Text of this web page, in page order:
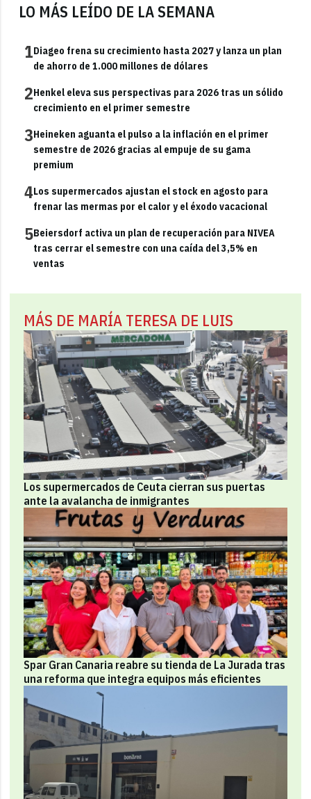
LO MÁS LEÍDO DE LA SEMANA
1Diageo frena su crecimiento hasta 2027 y lanza un plan
de ahorro de 1.000 millones de dólares
2Henkel eleva sus perspectivas para 2026 tras un sólido
crecimiento en el primer semestre
3Heineken aguanta el pulso a la inflación en el primer
semestre de 2026 gracias al empuje de su gama
premium
4Los supermercados ajustan el stock en agosto para
frenar las mermas por el calor y el éxodo vacacional
5Beiersdorf activa un plan de recuperación para NIVEA
tras cerrar el semestre con una caída del 3,5% en
ventas
MÁS DE MARÍA TERESA DE LUIS
Los supermercados de Ceuta cierran sus puertas
ante la avalancha de inmigrantes
Spar Gran Canaria reabre su tienda de La Jurada tras
una reforma que integra equipos más eficientes